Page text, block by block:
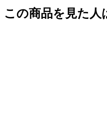
この商品を見た人